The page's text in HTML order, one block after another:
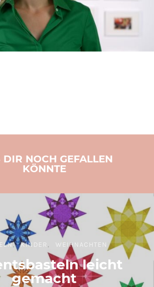
DIR NOCH GEFALLEN
KÖNNTE
KINDER WEIHNACHTEN
leicht
gemacht